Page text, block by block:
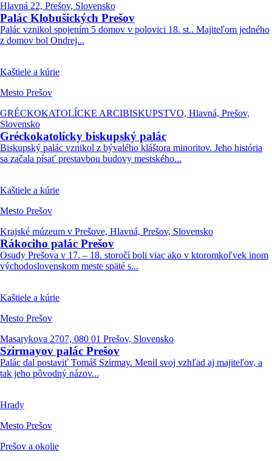
Hlavná 22, Prešov, Slovensko
Palác Klobušických Prešov
Palác vznikol spojením 5 domov v polovici 18. st.. Majiteľom jedného
z domov bol Ondrej...
Kaštiele a kúrie
Mesto Prešov
GRÉCKOKATOLÍCKE ARCIBISKUPSTVO, Hlavná, Prešov,
Slovensko
Gréckokatolícky biskupský palác
Biskupský palác vznikol z bývalého kláštora minoritov. Jeho história
sa začala písať prestavbou budovy mestského...
Kaštiele a kúrie
Mesto Prešov
Krajské múzeum v Prešove, Hlavná, Prešov, Slovensko
Rákociho palác Prešov
Osudy Prešova v 17. – 18. storočí boli viac ako v ktoromkoľvek inom
východoslovenskom meste späté s...
Kaštiele a kúrie
Mesto Prešov
Masarykova 2707, 080 01 Prešov, Slovensko
Szirmayov palác Prešov
Palác dal postaviť Tomáš Szirmay. Menil svoj vzhľad aj majiteľov, a
tak jeho pôvodný názov...
Hrady
Mesto Prešov
Prešov a okolie